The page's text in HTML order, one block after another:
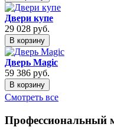
Двери купе
29 028 руб.
В корзину
Дверь Magic
59 386 руб.
В корзину
Смотреть все
Профессиональный